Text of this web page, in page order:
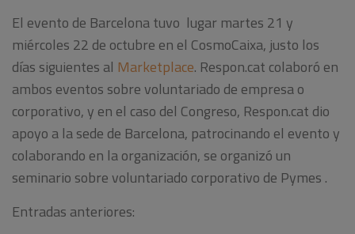
El evento de Barcelona tuvo lugar martes 21 y
miércoles 22 de octubre en el CosmoCaixa, justo los
días siguientes al Marketplace. Respon.cat colaboró en
ambos eventos sobre voluntariado de empresa o
corporativo, y en el caso del Congreso, Respon.cat dio
apoyo a lasede de Barcelona, patrocinando el eventoy
colaborando en la organización, se organizó un
seminario sobrevoluntariado corporativo de Pymes .
Entradas anteriores: